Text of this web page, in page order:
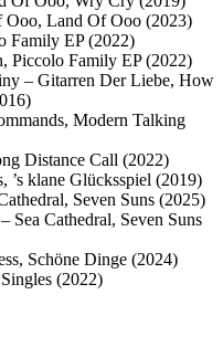
Ooo, Land Of Ooo (2023)
Family EP (2022)
Piccolo Family EP (2022)
– Gitarren Der Liebe, How
Modern Talking
Distance Call (2022)
’s klane Glücksspiel (2019)
Seven Suns (2025)
Sea Cathedral, Seven Suns
Schöne Dinge (2024)
(2022)